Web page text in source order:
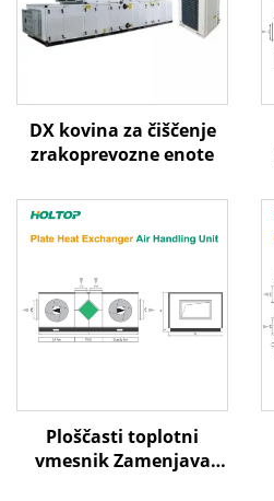
DX kovina za čiščenje
zrakoprevozne enote
Ploščasti toplotni
vmesnik Zamenjava